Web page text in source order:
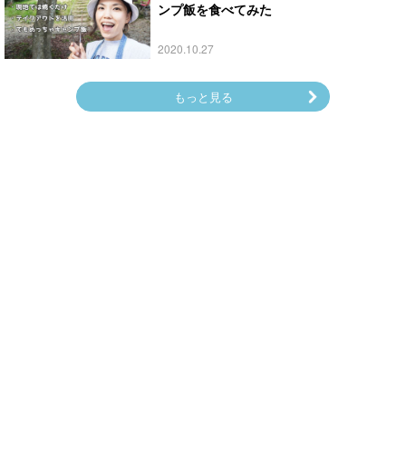
ンプ飯を食べてみた
2020.10.27
もっと見る